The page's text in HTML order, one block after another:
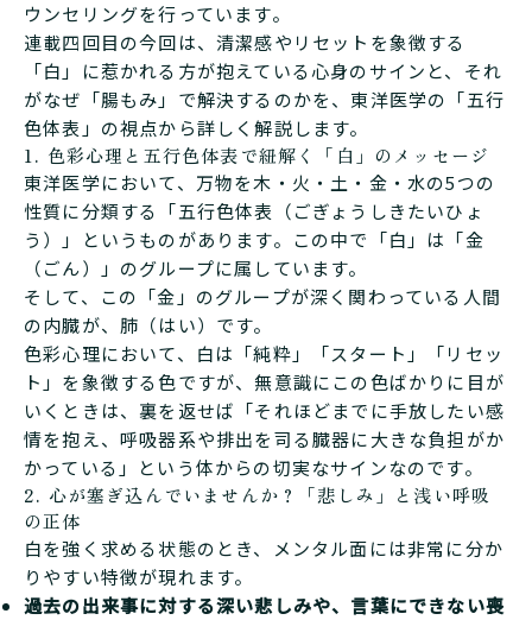
ウンセリングを行っています。
連載四回目の今回は、清潔感やリセットを象徴する
「白」に惹かれる方が抱えている心身のサインと、それ
がなぜ「腸もみ」で解決するのかを、東洋医学の「五行
色体表」の視点から詳しく解説します。
1. 色彩心理と五行色体表で紐解く「白」のメッセージ
東洋医学において、万物を木・火・土・金・水の5つの
性質に分類する「五行色体表（ごぎょうしきたいひょ
う）」というものがあります。この中で「白」は「金
（ごん）」のグループに属しています。
そして、この「金」のグループが深く関わっている人間
の内臓が、肺（はい）です。
色彩心理において、白は「純粋」「スタート」「リセッ
ト」を象徴する色ですが、無意識にこの色ばかりに目が
いくときは、裏を返せば「それほどまでに手放したい感
情を抱え、呼吸器系や排出を司る臓器に大きな負担がか
かっている」という体からの切実なサインなのです。
2. 心が塞ぎ込んでいませんか？「悲しみ」と浅い呼吸
の正体
白を強く求める状態のとき、メンタル面には非常に分か
りやすい特徴が現れます。
過去の出来事に対する深い悲しみや、言葉にできない喪